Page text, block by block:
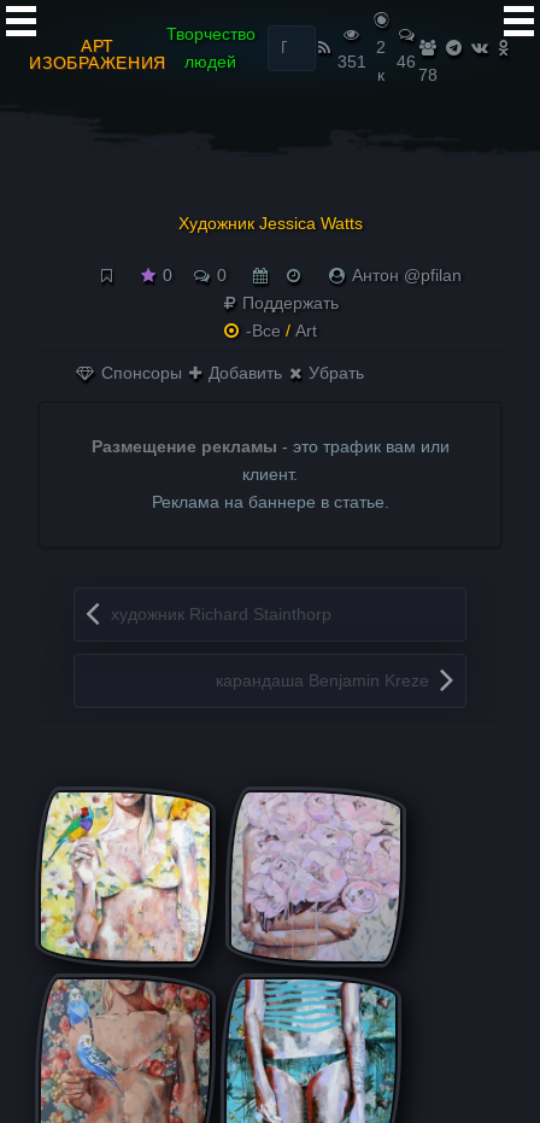
АРТ
ИЗОБРАЖЕНИЯ
Творчество
людей
Найти:
351
2
к
46
78
Художник Jessica Watts
0 0
Антон @pfilan
Поддержать
-Все / Art
Спонсоры Добавить Убрать
Размещение рекламы - это трафик вам или
клиент.
Реклама на баннере в статье.
Запись навигация
художник Richard Stainthorp
карандаша Benjamin Kreze